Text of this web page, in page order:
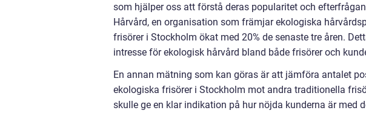
som hjälper oss att förstå deras popularitet och
Hårvård, en organisation som främjar ekologiska
frisörer i Stockholm ökat med 20% de senaste tre åren.
intresse för ekologisk hårvård bland både frisörer och
En annan mätning som kan göras är att jämföra antalet
ekologiska frisörer i Stockholm mot andra traditionella
skulle ge en klar indikation på hur nöjda kunderna är med